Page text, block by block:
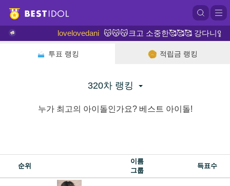
lovelovedani 😽😽😽크고 소중한🥰🥰🥰 강다니엘
투표 랭킹 적립금 랭킹
320차 랭킹
누가 최고의 아이돌인가요? 베스트 아이돌!
순위
이름
그룹
득표수